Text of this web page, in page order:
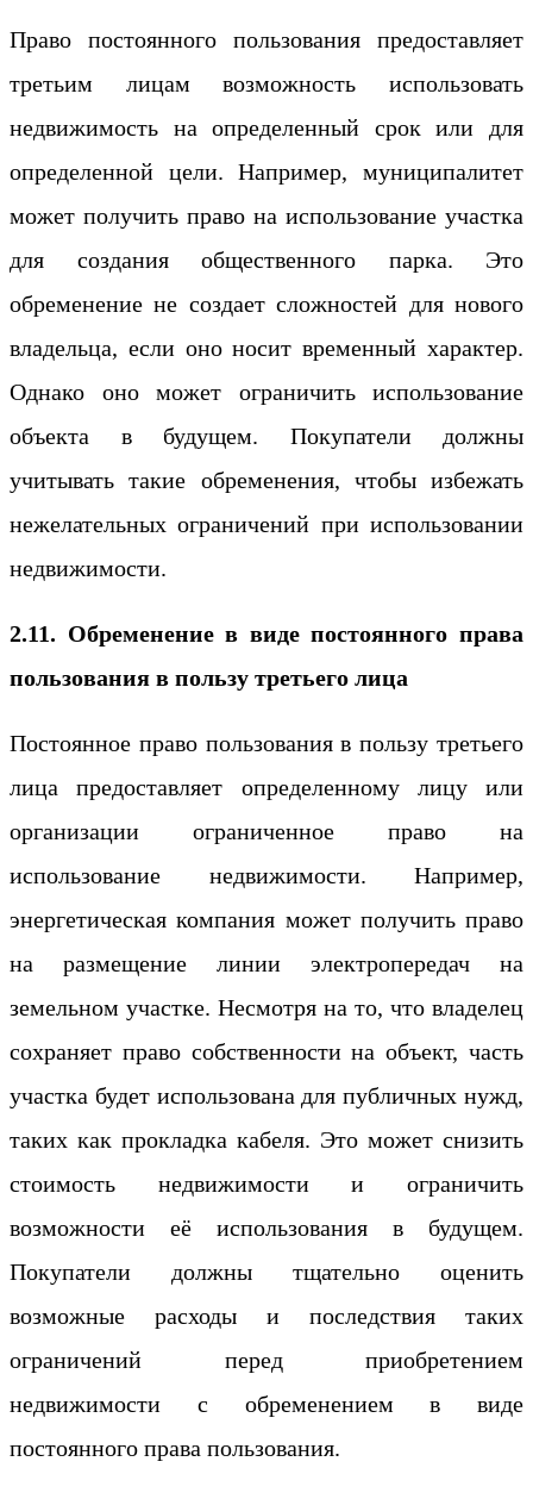
Право постоянного пользования предоставляет
третьим лицам возможность использовать
недвижимость на определенный срок или для
определенной цели. Например, муниципалитет
может получить право на использование участка
для создания общественного парка. Это
обременение не создает сложностей для нового
владельца, если оно носит временный характер.
Однако оно может ограничить использование
объекта в будущем. Покупатели должны
учитывать такие обременения, чтобы избежать
нежелательных ограничений при использовании
недвижимости.
2.11. Обременение в виде постоянного права
пользования в пользу третьего лица
Постоянное право пользования в пользу третьего
лица предоставляет определенному лицу или
организации ограниченное право на
использование недвижимости. Например,
энергетическая компания может получить право
на размещение линии электропередач на
земельном участке. Несмотря на то, что владелец
сохраняет право собственности на объект, часть
участка будет использована для публичных нужд,
таких как прокладка кабеля. Это может снизить
стоимость недвижимости и ограничить
возможности её использования в будущем.
Покупатели должны тщательно оценить
возможные расходы и последствия таких
ограничений перед приобретением
недвижимости с обременением в виде
постоянного права пользования.